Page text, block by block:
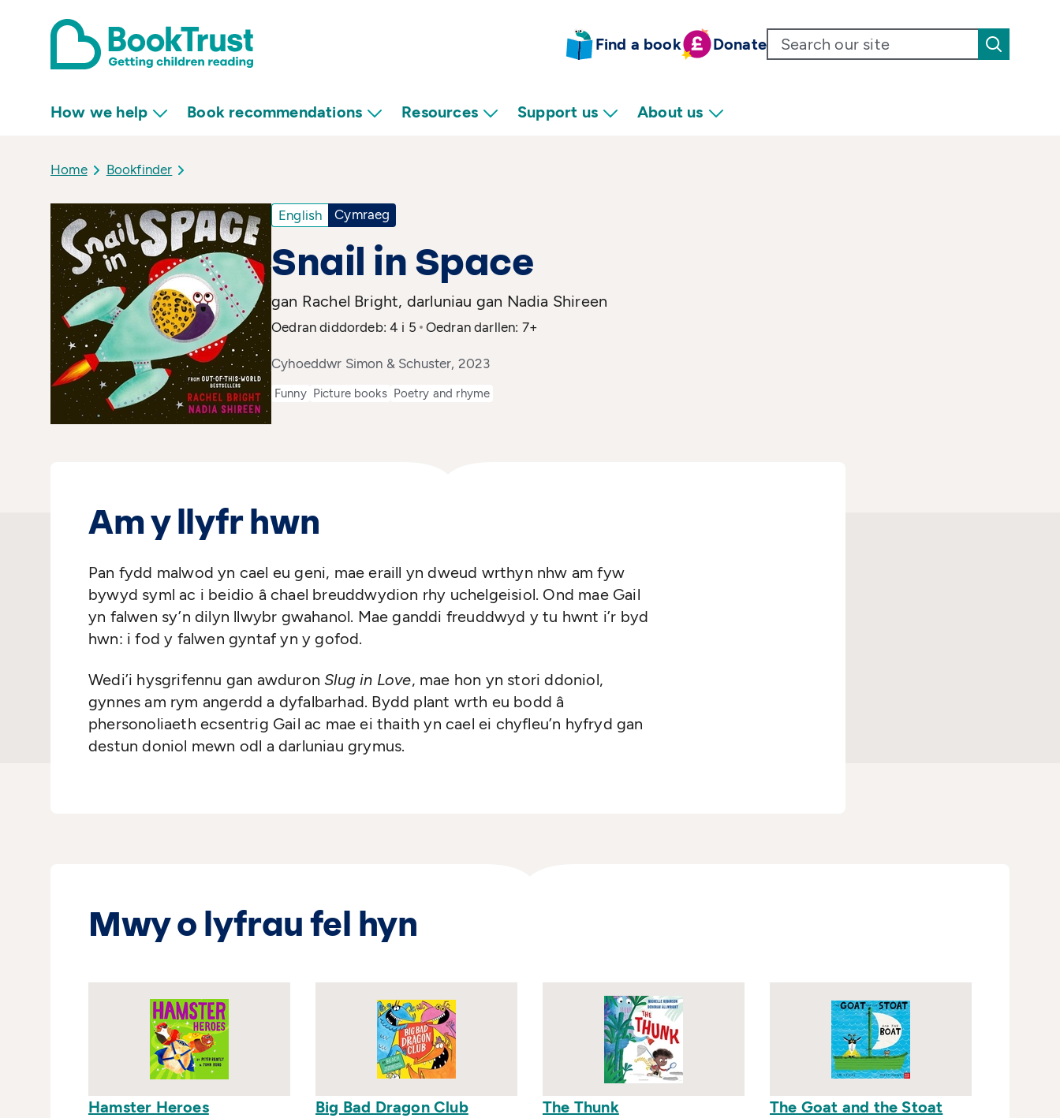
Find a book Donate
How we help Book recommendations Resources Support us About us
Home Bookfinder
English Cymraeg
Snail in Space
gan Rachel Bright, darluniau gan Nadia Shireen
Oedran diddordeb: 4 i 5 Oedran darllen: 7+
Cyhoeddwr Simon & Schuster, 2023
Funny Picture books Poetry and rhyme
Am y llyfr hwn
Pan fydd malwod yn cael eu geni, mae eraill yn dweud wrthyn nhw am fyw
bywyd syml ac i beidio â chael breuddwydion rhy uchelgeisiol. Ond mae Gail
yn falwen sy’n dilyn llwybr gwahanol. Mae ganddi freuddwyd y tu hwnt i’r byd
hwn: i fod y falwen gyntaf yn y gofod.
Wedi’i hysgrifennu gan awduronSlug in Love, mae hon yn stori ddoniol,
gynnes am rym angerdd a dyfalbarhad. Bydd plant wrth eu bodd â
phersonoliaeth ecsentrig Gail ac mae ei thaith yn cael ei chyfleu’n hyfryd gan
destun doniol mewn odl a darluniau grymus.
Mwy o lyfrau fel hyn
Hamster Heroes Big Bad Dragon Club The Thunk
The Goat and the Stoat